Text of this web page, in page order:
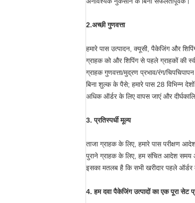
2.अच्छी गुणवत्ता
हमारे पास उत्पादन, क्यूसी, पैकेजिंग और
ग्राहक को और शिपिंग से पहले ग्राहकों की
ग्राहक गुणवत्ता/मुद्रण प्रभाव/रंग/
बिना शुल्क के पैसे; हमारे पास 28 विभिन्न
अधिक ऑर्डर के लिए वापस जाएं और
3. प्रतिस्पर्धी मूल्य
ताजा ग्राहक के लिए, हमारे पास परीक्षण
पुराने ग्राहक के लिए, हम संचित आदेश समय
इसका मतलब है कि सभी खरीदार पहले
4. हम दवा पैकेजिंग उत्पादों का एक पूरा सेट